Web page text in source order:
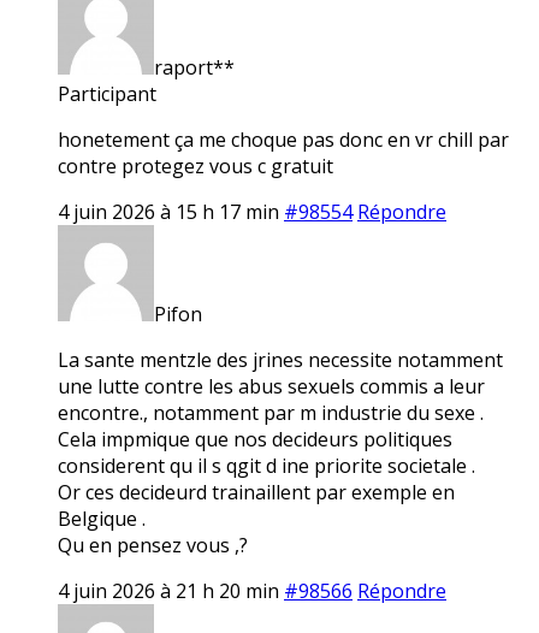
raport**
Participant
honetement ça me choque pas donc en vr chill par
contre protegez vous c gratuit
4 juin 2026 à 15 h 17 min #98554 Répondre
Pifon
La sante mentzle des jrines necessite notamment
une lutte contre les abus sexuels commis a leur
encontre., notamment par m industrie du sexe .
Cela impmique que nos decideurs politiques
considerent qu il s qgit d ine priorite societale .
Or ces decideurd trainaillent par exemple en
Belgique .
Qu en pensez vous ,?
4 juin 2026 à 21 h 20 min #98566 Répondre